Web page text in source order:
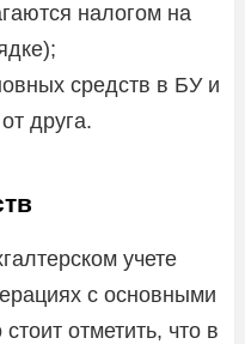
налогом на
средств в БУ и
друга.
учете
с основными
отметить, что в